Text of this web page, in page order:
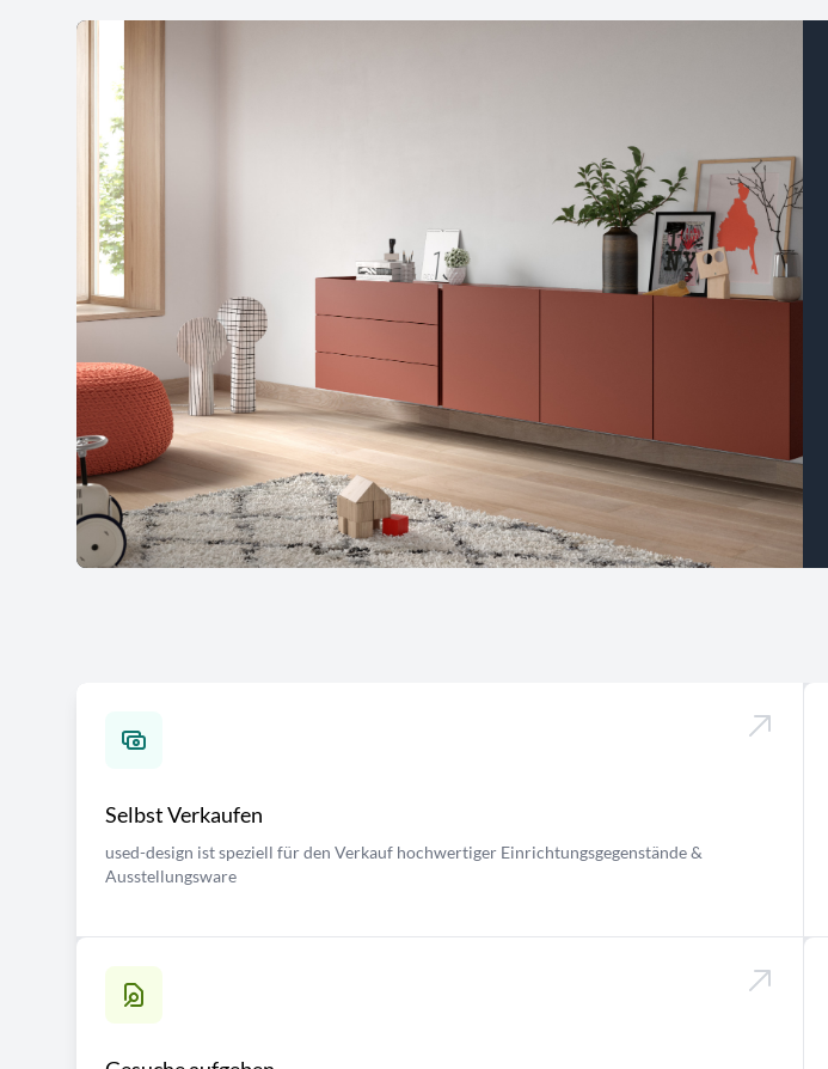
Selbst Verkaufen
used-design ist speziell für den Verkauf hochwertiger Einrichtungsgegenstände &
Ausstellungsware